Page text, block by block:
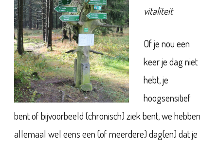
vitaliteit
Of je nou een
keer je dag niet
hebt, je
hoogsensitief
bent of bijvoorbeeld (chronisch) ziek bent, we hebben
allemaal wel eens een (of meerdere) dag(en) dat je